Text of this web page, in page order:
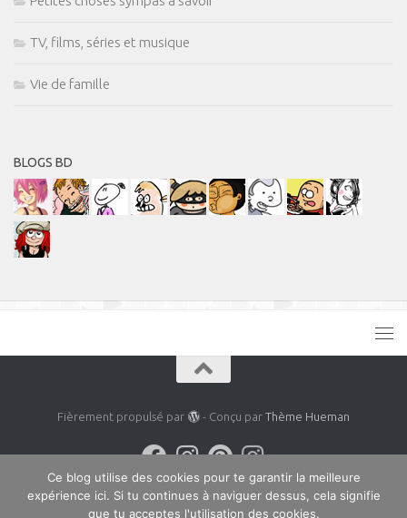
TV, films, séries et musique
Vie de famille
BLOGS BD
Fièrement propulsé par - Conçu par Thème Hueman
Ce blog utilise des cookies pour te garantir la meilleure
expérience ici. Si tu continues à naviguer dessus, cela signifie
que tu acceptes l'utilisation des cookies.